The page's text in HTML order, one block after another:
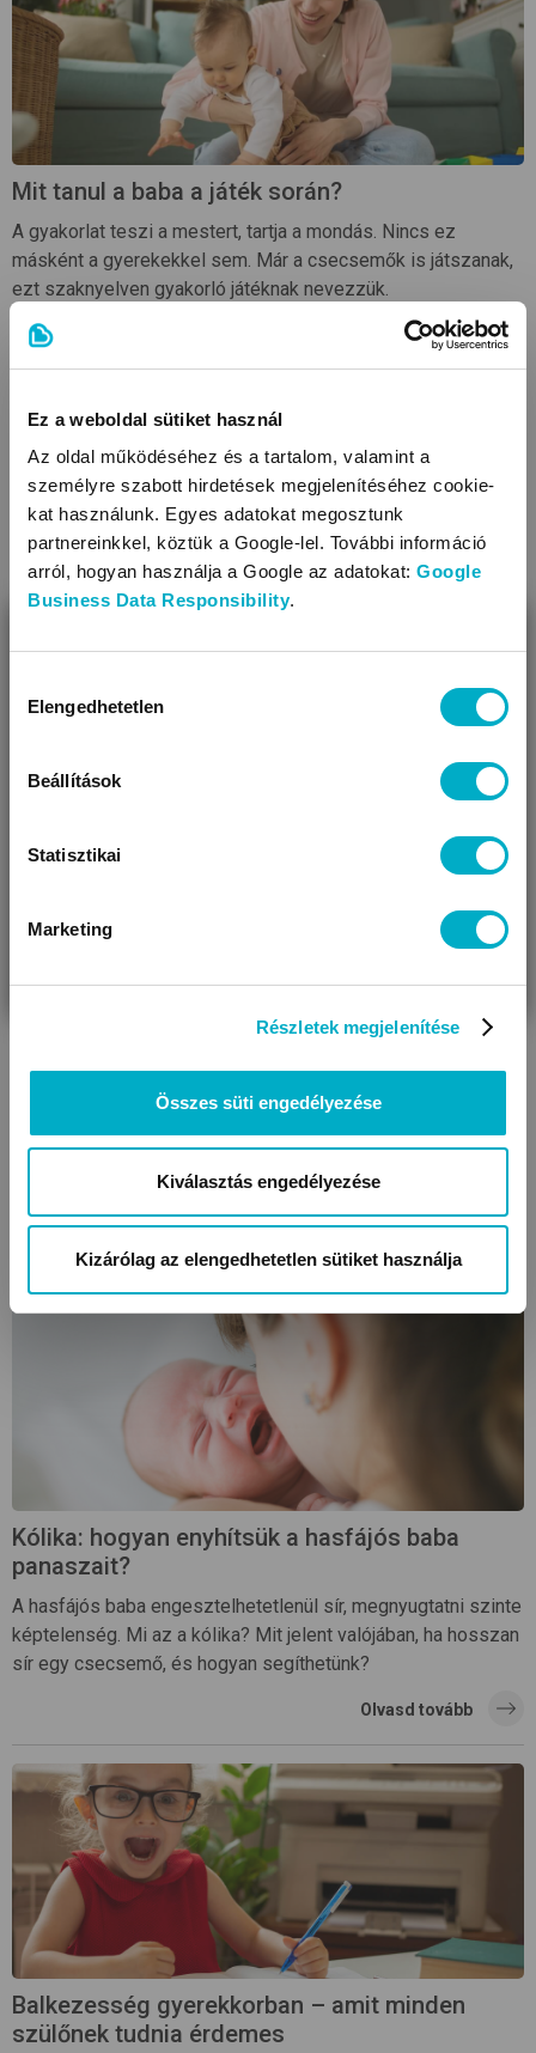
Ez a weboldal sütiket használ
Az oldal működéséhez és a tartalom, valamint a
személyre szabott hirdetések megjelenítéséhez cookie-
kat használunk. Egyes adatokat megosztunk
partnereinkkel, köztük a Google-lel. További információ
arról, hogyan használja a Google az adatokat: Google
Business Data Responsibility.
kiválasztása
Elengedhetetlen
Beállítások
Statisztikai
Marketing
Részletek megjelenítése
Összes süti engedélyezése
Kiválasztás engedélyezése
Kizárólag az elengedhetetlen sütiket használja
Mit tanul a baba a játék során?
A gyakorlat teszi a mestert, tartja a mondás. Nincs ez
másként a gyerekekkel sem. Már a csecsemők is játszanak,
ezt szaknyelven gyakorló játéknak nevezzük.
Olvasd tovább
Brendonnál
Játszószőnyeget keresel a babádnak? Nézd meg, hogy
Olvasd tovább
A mese varázsa: így támogatja a mesélés a
beszédfejlődést!
Hogyan segíti a mesélés a beszédfejlődést? Megmutatjuk,
gyermekek mindennapjaiban.
Kólika: hogyan enyhítsük a hasfájós baba
panaszait?
A hasfájós baba engesztelhetetlenül sír, megnyugtatni szinte
képtelenség. Mi az a kólika? Mit jelent valójában, ha hosszan
sír egy csecsemő, és hogyan segíthetünk?
Olvasd tovább
Balkezesség gyerekkorban – amit minden
szülőnek tudnia érdemes
Úgy látjuk, most jársz nálunk először!
VÁRANDÓS
AJÁNDÉKOT